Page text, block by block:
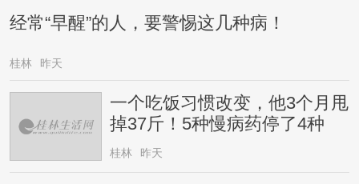
经常“早醒”的人，要警惕这几种病！
桂林 昨天
一个吃饭习惯改变，他3个月甩
掉37斤！5种慢病药停了4种
桂林 昨天